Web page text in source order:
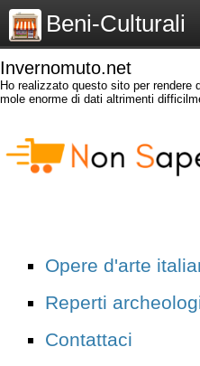
Beni-Culturali
Invernomuto.net
Ho realizzato questo sito per
mole enorme di dati altrimenti
Opere d'arte
Reperti
Contattaci